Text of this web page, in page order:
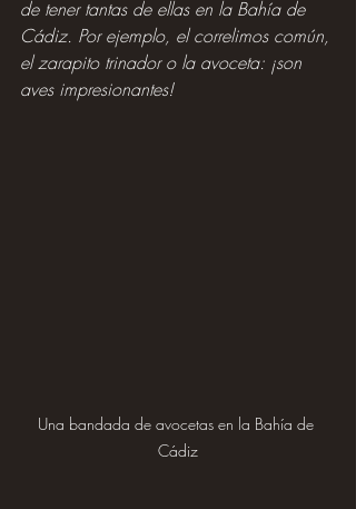
de tener tantas de ellas en la Bahía de
Cádiz. Por ejemplo, el correlimos común,
el zarapito trinador o la avoceta: ¡son
aves impresionantes!
Una bandada de avocetas en la Bahía de
Cádiz